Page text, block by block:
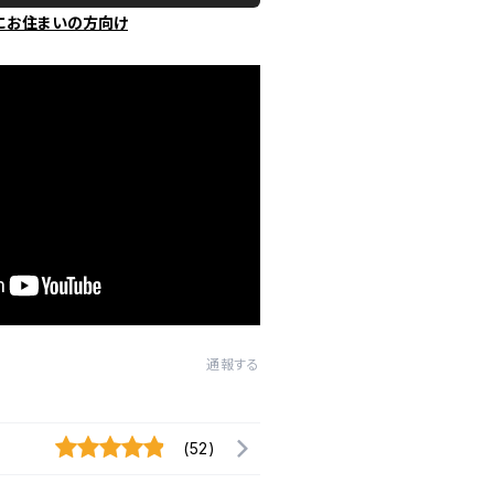
お住まいの方向け
通報する
(52)